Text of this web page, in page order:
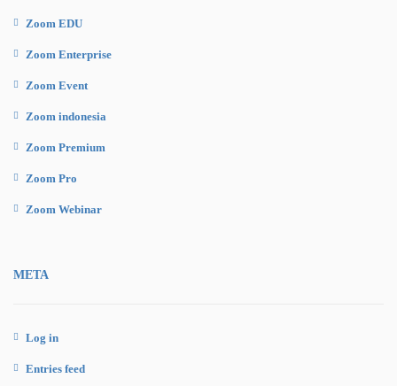
Zoom EDU
Zoom Enterprise
Zoom Event
Zoom indonesia
Zoom Premium
Zoom Pro
Zoom Webinar
META
Log in
Entries feed